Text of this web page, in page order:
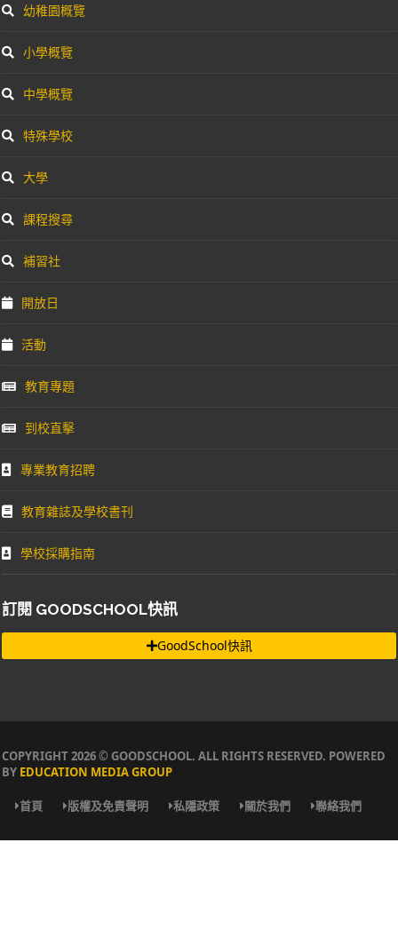
幼稚園概覽
小學概覽
中學概覽
特殊學校
大學
課程搜尋
補習社
開放日
活動
教育專題
到校直擊
專業教育招聘
教育雜誌及學校書刊
學校採購指南
訂閱 GOODSCHOOL快訊
GoodSchool快訊
COPYRIGHT 2026 © GOODSCHOOL. ALL RIGHTS RESERVED. POWERED
BY EDUCATION MEDIA GROUP
首頁 版權及免責聲明 私隱政策 關於我們 聯絡我們